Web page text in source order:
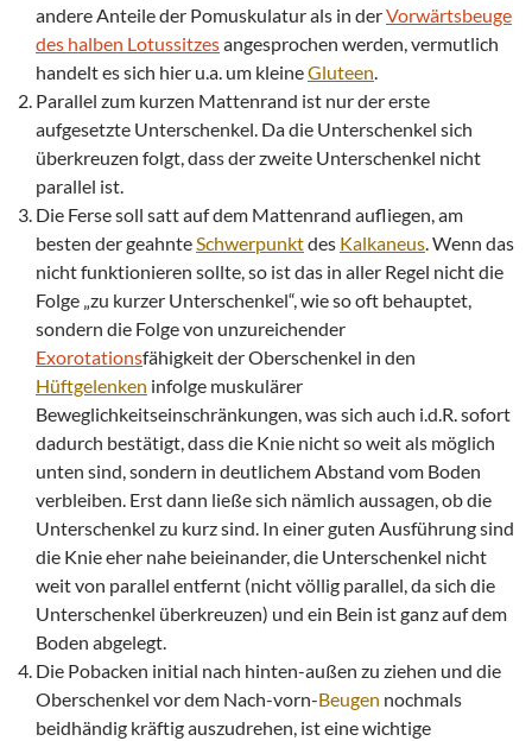
andere Anteile der Pomuskulatur als in derVorwärtsbeuge
des halben Lotussitzesangesprochen werden, vermutlich
handelt es sich hier u.a. um kleineGluteen.
Parallel zum kurzen Mattenrand ist nur der erste
aufgesetzte Unterschenkel. Da die Unterschenkel sich
überkreuzen folgt, dass der zweite Unterschenkel nicht
parallel ist.
Die Ferse soll satt auf dem Mattenrand aufliegen, am
besten der geahnteSchwerpunktdes Kalkaneus. Wenn das
nicht funktionieren sollte, so ist das in aller Regel nicht die
Folge „zu kurzer Unterschenkel“, wie so oft behauptet,
sondern die Folge von unzureichender
Exorotationsfähigkeit der Oberschenkel in den
Hüftgelenken infolge muskulärer
Beweglichkeitseinschränkungen, was sich auch i.d.R. sofort
dadurch bestätigt, dass die Knie nicht so weit als möglich
unten sind, sondern in deutlichem Abstand vom Boden
verbleiben. Erst dann ließe sich nämlich aussagen, ob die
Unterschenkel zu kurz sind. In einer guten Ausführung sind
die Knie eher nahe beieinander, die Unterschenkel nicht
weit von parallel entfernt (nicht völlig parallel, da sich die
Unterschenkel überkreuzen) und ein Bein ist ganz auf dem
Boden abgelegt.
Die Pobacken initial nach hinten-außen zu ziehen und die
Oberschenkel vor dem Nach-vorn-Beugen nochmals
beidhändig kräftig auszudrehen, ist eine wichtige